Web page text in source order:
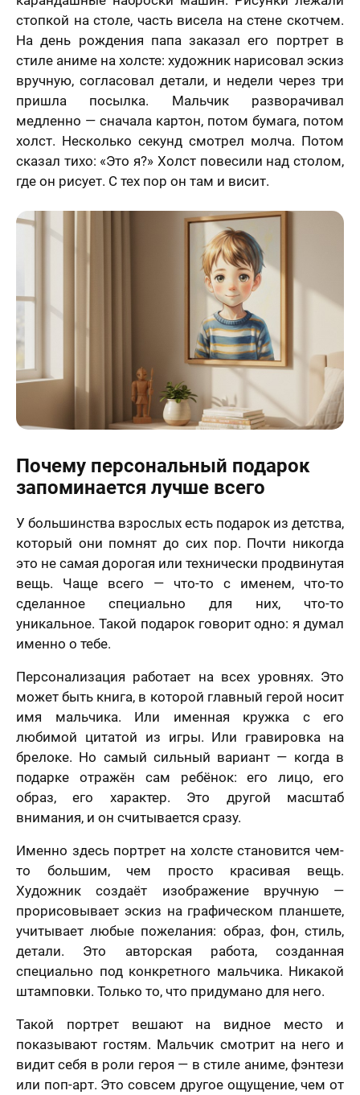
стопкой на столе, часть висела на стене скотчем.
На день рождения папа заказал его портрет в
стиле аниме на холсте: художник нарисовал эскиз
вручную, согласовал детали, и недели через три
пришла посылка. Мальчик разворачивал
медленно — сначала картон, потом бумага, потом
холст. Несколько секунд смотрел молча. Потом
сказал тихо: «Это я?» Холст повесили над столом,
где он рисует. С тех пор он там и висит.
Почему персональный подарок
запоминается лучше всего
У большинства взрослых есть подарок из детства,
который они помнят до сих пор. Почти никогда
это не самая дорогая или технически продвинутая
вещь. Чаще всего — что-то с именем, что-то
сделанное специально для них, что-то
уникальное. Такой подарок говорит одно: я думал
именно о тебе.
Персонализация работает на всех уровнях. Это
может быть книга, в которой главный герой носит
имя мальчика. Или именная кружка с его
любимой цитатой из игры. Или гравировка на
брелоке. Но самый сильный вариант — когда в
подарке отражён сам ребёнок: его лицо, его
образ, его характер. Это другой масштаб
внимания, и он считывается сразу.
Именно здесь портрет на холсте становится чем-
то большим, чем просто красивая вещь.
Художник создаёт изображение вручную —
прорисовывает эскиз на графическом планшете,
учитывает любые пожелания: образ, фон, стиль,
детали. Это авторская работа, созданная
специально под конкретного мальчика. Никакой
штамповки. Только то, что придумано для него.
Такой портрет вешают на видное место и
показывают гостям. Мальчик смотрит на него и
видит себя в роли героя — в стиле аниме, фэнтези
или поп-арт. Это совсем другое ощущение, чем от
Ваш номер телефона
Нажимая кнопку «Заказать портрет» и отправляя
свои данные, я соглашаюсь сполитикой
конфиденциальности
Нажимая кнопку «Заказать портрет», я даю свое
согласие на обработку моих персональных
данных, в соответствии с Федеральным законом
от 27.07.2006 года №152-ФЗ «О персональных
данных», на условиях и для целей, определенных в
Согласии на обработку персональных данных
Политике в отношении обработки персональных
Я принимаю условия
договора оферты
На свадьбу На день рождение
На годовщину
Просто так, без
повода
В течение
недели
недель
В течение
1 лицо
Более 3 лиц
40 х 50 см
70 х 70 см
70 х 100 см
Пока не
решил (а)
и
свои
от
«О
в
Политике в
условия
оферты
Назад Вперед
Имя*
Ваш номер телефона *
Оставить отзыв
Я согласен с Политикой конфиденциальности
и принимаю условия Публичной оферты